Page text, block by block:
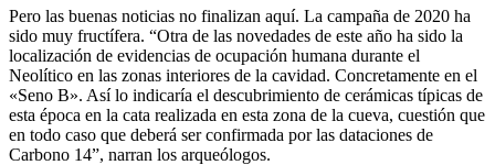
Pero las buenas noticias no finalizan aquí. La campaña de 2020 ha
sido muy fructífera. “Otra de las novedades de este año ha sido la
localización de evidencias de ocupación humana durante el
Neolítico en las zonas interiores de la cavidad. Concretamente en el
«Seno B». Así lo indicaría el descubrimiento de cerámicas típicas de
esta época en la cata realizada en esta zona de la cueva, cuestión que
en todo caso que deberá ser confirmada por las dataciones de
Carbono 14”, narran los arqueólogos.